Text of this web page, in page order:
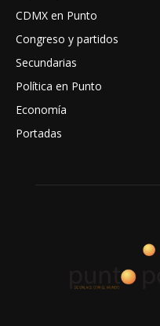
CDMX en Punto
Congreso y partidos
Secundarias
Política en Punto
Economía
Portadas